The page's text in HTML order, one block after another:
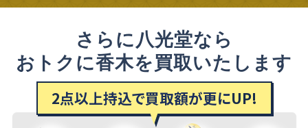
さらに八光堂なら
おトクに香木を買取いたします
2点以上持込で買取額が更にUP!